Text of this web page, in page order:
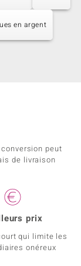
en argent
peut
de livraison
prix
qui limite les
onéreux